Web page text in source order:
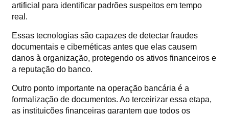
artificial para identificar padrões suspeitos em tempo
real.
Essas tecnologias são capazes de detectar fraudes
documentais e cibernéticas antes que elas causem
danos à organização, protegendo os ativos financeiros e
a reputação do banco.
Outro ponto importante na operação bancária é a
formalização de documentos. Ao terceirizar essa etapa,
as instituições financeiras garantem que todos os